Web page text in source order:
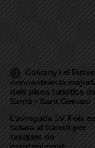
Galvany i el
concentren la
dels pisos turístics
Sarrià – Sant Gervasi
L’avinguda J.V. Foix es
tallarà al trànsit per
tasques de
manteniment